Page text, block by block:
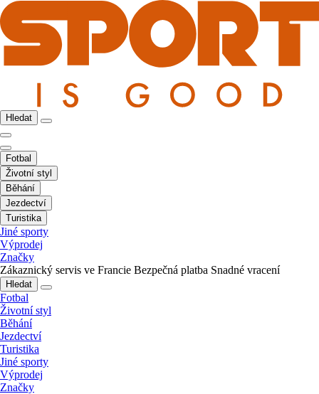
Hledat
Fotbal
Životní styl
Běhání
Jezdectví
Turistika
Jiné sporty
Výprodej
Značky
Zákaznický servis ve Francie Bezpečná platba Snadné vracení
Hledat
Fotbal
Životní styl
Běhání
Jezdectví
Turistika
Jiné sporty
Výprodej
Značky